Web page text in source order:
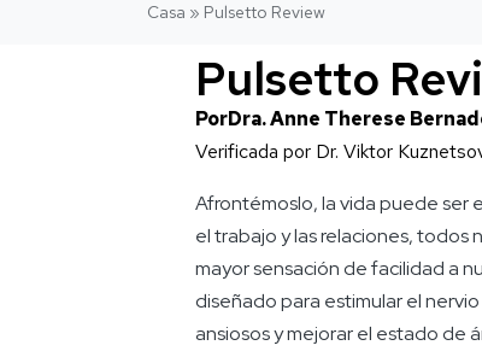
Casa » Pulsetto Review
Pulsetto
PorDra. Anne Therese
Verificada por Dr. Viktor
Afrontémoslo, la vida puede ser
el trabajo y las relaciones, todos
mayor sensación de facilidad a
diseñado para estimular el
ansiosos y mejorar el estado de